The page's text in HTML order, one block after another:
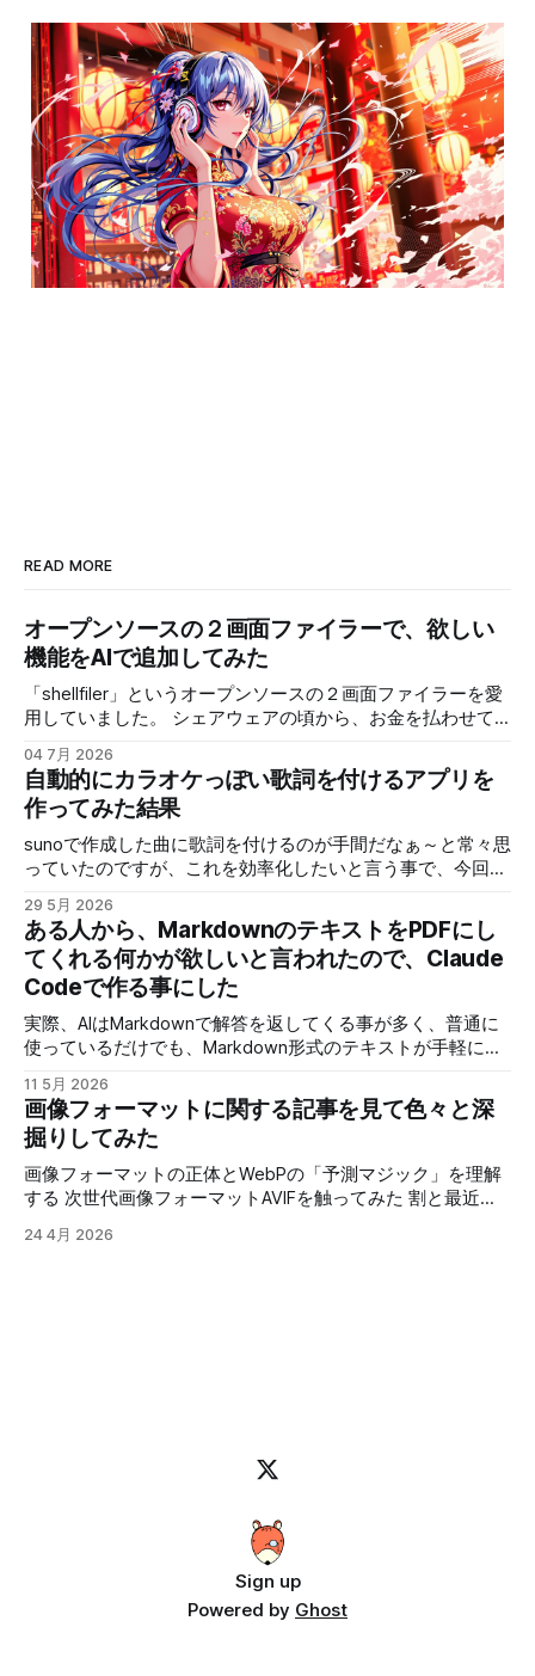
READ MORE
オープンソースの２画面ファイラーで、欲しい
機能をAIで追加してみた
「shellfiler」というオープンソースの２画面ファイラーを愛
用していました。 シェアウェアの頃から、お金を払わせて
ンソースになりました。 個人的に欲しい機能で、ネットワ
ーク上のNASや他のPCの共有フォルダに手軽にアクセスする
機能です。 具体的には「\PC名\共有フォルダ名」みたいなア
クセスなんですが、これに対応していません。 ネットワー
クドライブ（ネットワーク上のアクセス先をドライブとして
Windowsに）を使えばアクセスは出来るので、全く使えない
訳ではないのですが、共有フォイルだが多いとそれ全部にネ
ットワークドライブを割り当てる訳にもいかず、最近は使わ
なくなっていました。 他のツールも試しましたが、
「shellfiler」の使い勝手が結構良くて、個人的には変えたく
いない！ そこで、せっかくオープンソースなんだから、AIで
必要な部分を修正できれば、良さそう！ 「shellfiler」のGIT
のURLです。 使用するAIは今回Geminiさんで、新しくなった
04 7月 2026
自動的にカラオケっぽい歌詞を付けるアプリを
作ってみた結果
sunoで作成した曲に歌詞を付けるのが手間だなぁ～と常々思
っていたのですが、これを効率化したいと言う事で、今回は
てくれるアプリを作ってみました。 せっかく作ったので少
し解説と、どんな物が作れるのか、デモの動画と少し解説を
しますが、アプリそのものはライセンスの問題で非公開で
す。 実際にこのツールで作成した動画を３本ほど紹介 スペ
ルトナエル サイコロ勇者と魔王の城 アトミックピクニック
見てもらうと分かりますが、これが思ったより簡単に作れる
ようになったので、現在のように短期間で作れるようになり
ました。 歌詞入りで曲を公開する場合に、歌詞を入れる作
業に時間がかかる割に、イマイチなできになる事も多いの
で、クオリティーが安定したのも良かったです。 では、次
の動画で実際にツールを使って曲に歌詞を入れていきます。
使用しているＡＩのライセンス問題で、手軽に公開できない
のと、需要がそれ程無さそうなので、こんなアプリで動画作
成してますよって紹介になります。 音源さえ用意すれば、
29 5月 2026
ある人から、MarkdownのテキストをPDFにし
てくれる何かが欲しいと言われたので、Claude
Codeで作る事にした
実際、AIはMarkdownで解答を返してくる事が多く、普通に
使っているだけでも、Markdown形式のテキストが手軽に表
で手軽に使える物を作りました。 作成後WEB上にアップし
たのが以下のURLになります。
https://test.aisgm.me/test_prog/app/md2pdf/ VS Codeのプ
ラグイン入れれば、同じ事は出来ますし、他にも同じような
アプリを作っている人がいるので、それを使うのも手なんで
すが、最近は怪しいサイトも多いですし、広告が大量に出る
ものも多いです。 更に、プラグインがウィルスに汚染され
11 5月 2026
画像フォーマットに関する記事を見て色々と深
掘りしてみた
画像フォーマットの正体とWebPの「予測マジック」を理解
する 次世代画像フォーマットAVIFを触ってみた 割と最近の
るようになったフォーマットですが、従来は画像のサイズが
荷は高くないのですが、開発された当時（2000年代前半）
のPCのスペックを考えると厳しかったと思われます。 2001
から512MBのRAM 20GBから80GB Windows 98やWindows
24 4月 2026
Sign up
Powered by Ghost